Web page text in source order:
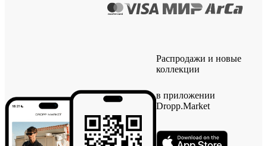
Распродажи и новые
коллекции
в приложении
Dropp.Market